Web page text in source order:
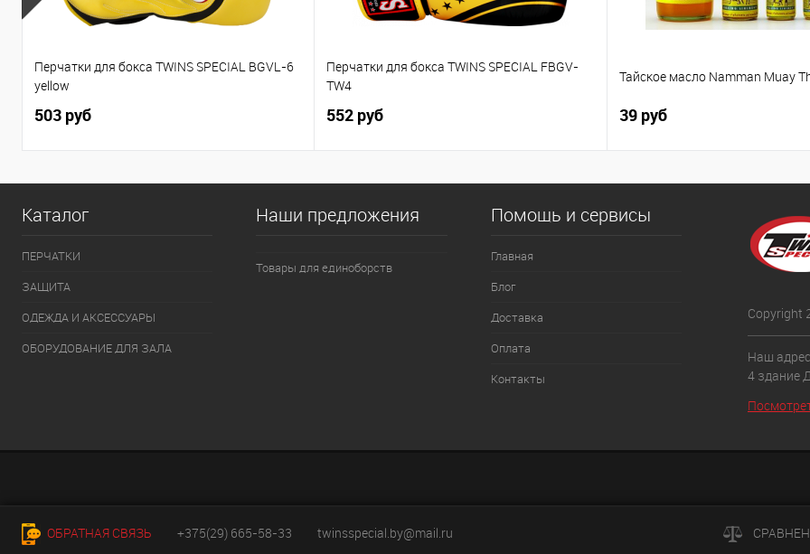
Перчатки для бокса TWINS SPECIAL BGVL-6
yellow
503 руб
Перчатки для бокса TWINS SPECIAL FBGV-
TW4
552 руб
Тайское масло Namman Мuay
39 руб
Каталог
ПЕРЧАТКИ
ЗАЩИТА
ОДЕЖДА И АКСЕССУАРЫ
ОБОРУДОВАНИЕ ДЛЯ ЗАЛА
Наши предложения
Товары для единоборств
Помощь и сервисы
Главная
Блог
Доставка
Оплата
Контакты
Copyright
Наш
4 здание
ОБРАТНАЯ СВЯЗЬ +375(29) 665-58-33 twinsspecial.by@mail.ru